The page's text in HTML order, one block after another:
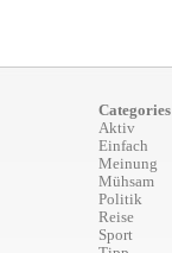
Categories
Aktiv
Einfach
Meinung
Mühsam
Politik
Reise
Sport